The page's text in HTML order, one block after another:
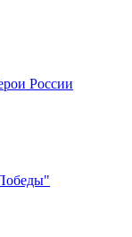
России